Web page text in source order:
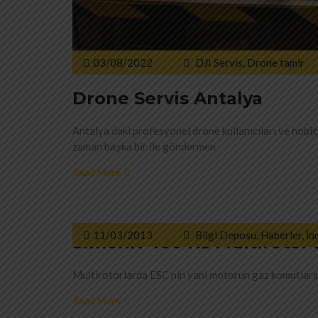
03/08/2022 DJI Servis, Drone tamir
Drone Servis Antalya
Antalya daki profesyonel drone kullanıcıları ve
zaman başka bir ile göndermen
Read More
11/03/2013 Bilgi Deposu, Haberler,
SimonK 400 Hz Multirotor
Multirotorlarda ESC nin yani motorun gaz
Read More